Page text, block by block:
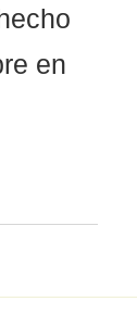
en